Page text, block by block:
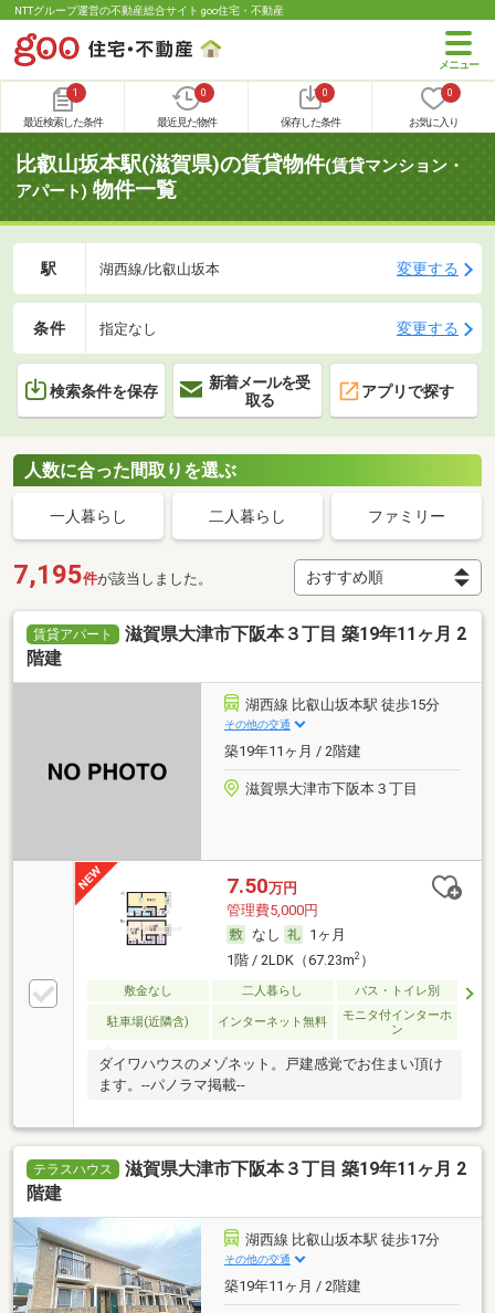
NTTグループ運営の不動産総合サイト goo住宅・不動産
1
最近検索した条件
0
最近見た物件
0
保存した条件
0
お気に入り
比叡山坂本駅(滋賀県)の賃貸物件(賃貸マンション・
アパート) 物件一覧
駅 湖西線/比叡山坂本 変更する
条件 指定なし 変更する
検索条件を保存
新着メールを受
取る
アプリで探す
人数に合った間取りを選ぶ
一人暮らし 二人暮らし ファミリー
7,195件が該当しました。
賃貸アパート
滋賀県大津市下阪本３丁目 築19年11ヶ月 2
階建
湖西線 比叡山坂本駅 徒歩15分
その他の交通
築19年11ヶ月 / 2階建
滋賀県大津市下阪本３丁目
7.50万円
管理費5,000円
なし
1ヶ月
1階 / 2LDK（67.23m2）
敷金なし 二人暮らし バス・トイレ別
駐車場(近隣含) インターネット無料
モニタ付インターホ
ン
ダイワハウスのメゾネット。戸建感覚でお住まい頂け
ます。--パノラマ掲載--
テラスハウス
滋賀県大津市下阪本３丁目 築19年11ヶ月 2
階建
湖西線 比叡山坂本駅 徒歩17分
その他の交通
築19年11ヶ月 / 2階建